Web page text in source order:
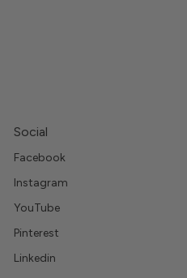
Social
Facebook
Instagram
YouTube
Pinterest
Linkedin